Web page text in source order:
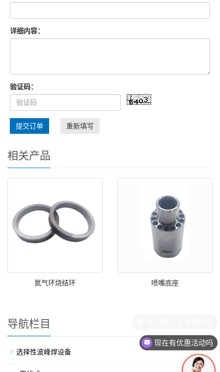
详细内容：
验证码：
提交订单 重新填写
相关产品
氮气环烧结环 喷嘴底座
导航栏目
选择性波峰焊设备
现在有优惠活动吗